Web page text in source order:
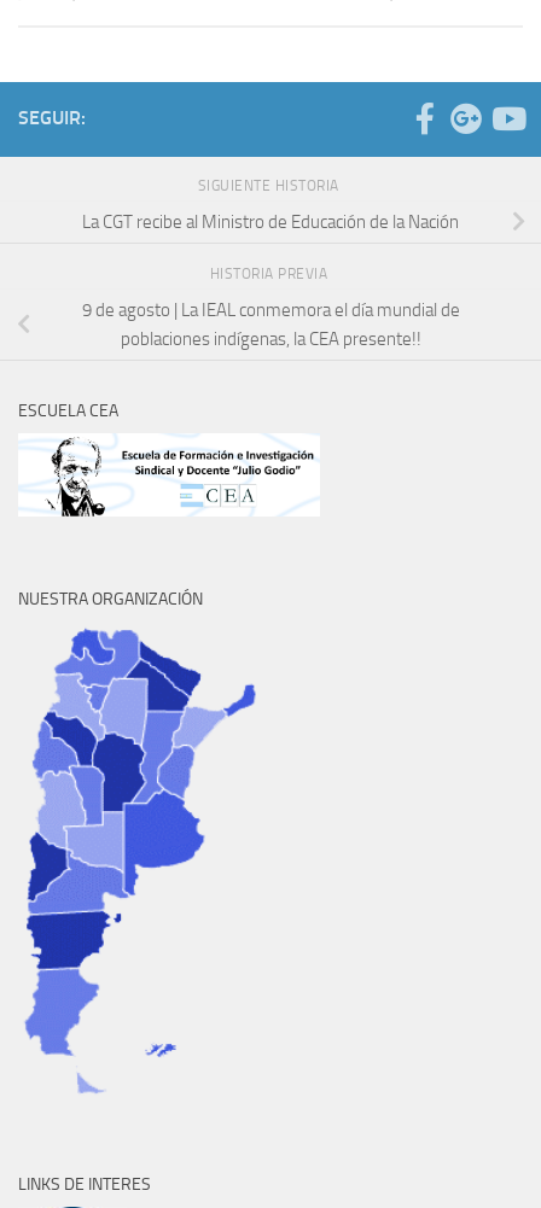
SEGUIR:
SIGUIENTE HISTORIA
La CGT recibe al Ministro de Educación de la Nación
HISTORIA PREVIA
9 de agosto | La IEAL conmemora el día mundial de
poblaciones indígenas, la CEA presente!!
ESCUELA CEA
NUESTRA ORGANIZACIÓN
LINKS DE INTERES